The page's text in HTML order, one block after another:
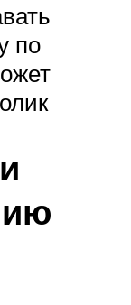
по